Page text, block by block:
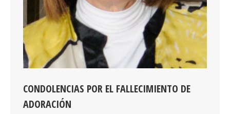
CONDOLENCIAS POR EL FALLECIMIENTO DE
ADORACIÓN